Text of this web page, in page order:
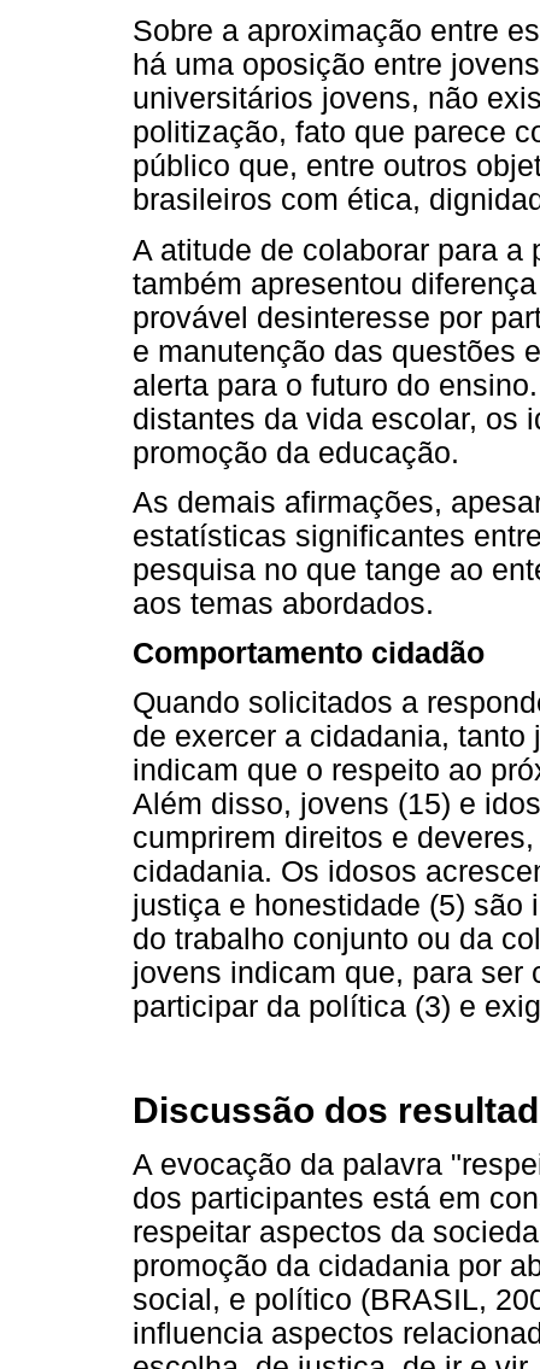
Sobre a aproximação entre
há uma oposição entre
universitários jovens, não
politização, fato que parece
público que, entre outros
brasileiros com ética,
A atitude de colaborar para
também apresentou
provável desinteresse por
e manutenção das questões
alerta para o futuro do
distantes da vida escolar, os
promoção da educação.
As demais afirmações,
estatísticas significantes
pesquisa no que tange ao
aos temas abordados.
Comportamento cidadão
Quando solicitados a
de exercer a cidadania,
indicam que o respeito ao
Além disso, jovens (15) e
cumprirem direitos e
cidadania. Os idosos
justiça e honestidade (5) são
do trabalho conjunto ou da
jovens indicam que, para ser
participar da política (3) e
Discussão dos
A evocação da palavra
dos participantes está em
respeitar aspectos da
promoção da cidadania por
social, e político (BRASIL,
influencia aspectos